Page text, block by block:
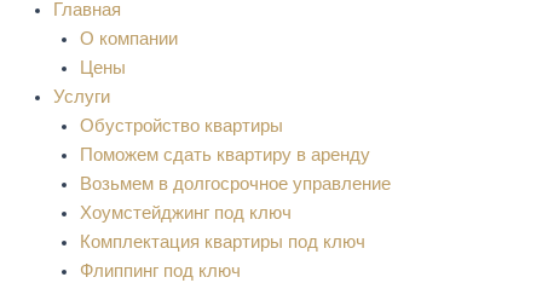
Главная
О компании
Цены
Услуги
Обустройство квартиры
Поможем сдать квартиру в аренду
Возьмем в долгосрочное управление
Хоумстейджинг под ключ
Комплектация квартиры под ключ
Флиппинг под ключ